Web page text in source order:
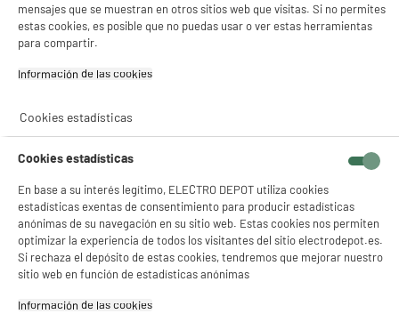
Recogemos tu antiguo dispositivo
Recogemos
electrodoméstico.
Garantía incluida :3 años
Hastaagosto 2029
Características
Marca ECOMED
mensajes que se muestran en otros sitios web que visitas. Si no permites
estas cookies, es posible que no puedas usar o ver estas herramientas
para compartir.
Información de las cookies‎
Cookies estadísticas
Cookies estadísticas
En base a su interés legítimo, ELECTRO DEPOT utiliza cookies
estadísticas exentas de consentimiento para producir estadísticas
anónimas de su navegación en su sitio web. Estas cookies nos permiten
optimizar la experiencia de todos los visitantes del sitio electrodepot.es.
Si rechaza el depósito de estas cookies, tendremos que mejorar nuestro
sitio web en función de estadísticas anónimas
Información de las cookies‎